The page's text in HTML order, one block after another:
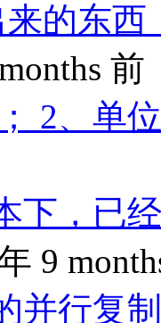
来的东
前
2、单
下，已
9
并行复